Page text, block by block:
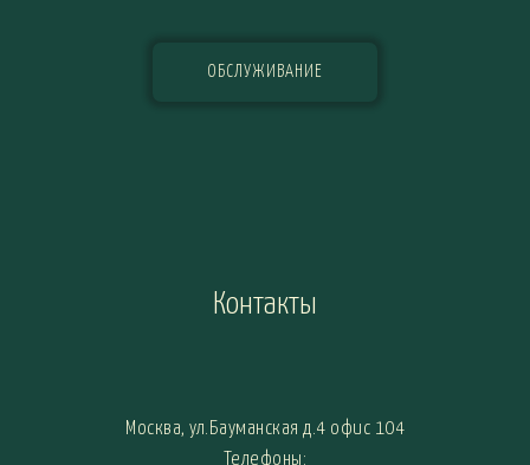
ОБСЛУЖИВАНИЕ
Контакты
Москва, ул.Бауманская д.4 офис 104
Телефоны: